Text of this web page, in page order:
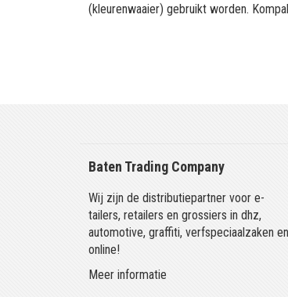
(kleurenwaaier) gebruikt worden.
Baten Trading Company
Wij zijn de distributiepartner voor e-
tailers, retailers en grossiers in dhz,
automotive, graffiti, verfspeciaalzaken en
online!
Meer informatie